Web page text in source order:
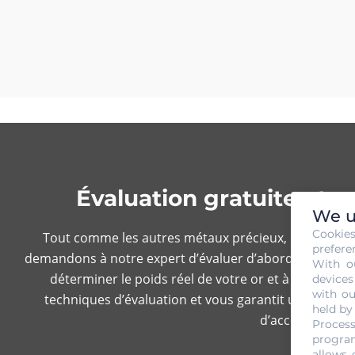
Évaluation gratuite et
Tout comme les autres métaux précieux, la
demandons à notre expert d’évaluer d’abord votre
déterminer le poids réel de votre or et à analyser
techniques d’évaluation et vous garantit une
d’acceptation
We
With
with
held